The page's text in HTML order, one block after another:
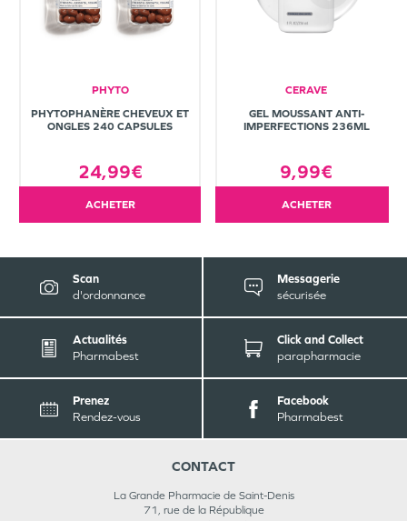
PHYTO
PHYTOPHANÈRE CHEVEUX ET
ONGLES 240 CAPSULES
24,99€
ACHETER
CERAVE
GEL MOUSSANT ANTI-
IMPERFECTIONS 236ML
9,99€
ACHETER
Scan
d'ordonnance
Messagerie
sécurisée
Actualités
Pharmabest
Click and Collect
parapharmacie
Prenez
Rendez-vous
Facebook
Pharmabest
CONTACT
La Grande Pharmacie de Saint-Denis
71, rue de la République